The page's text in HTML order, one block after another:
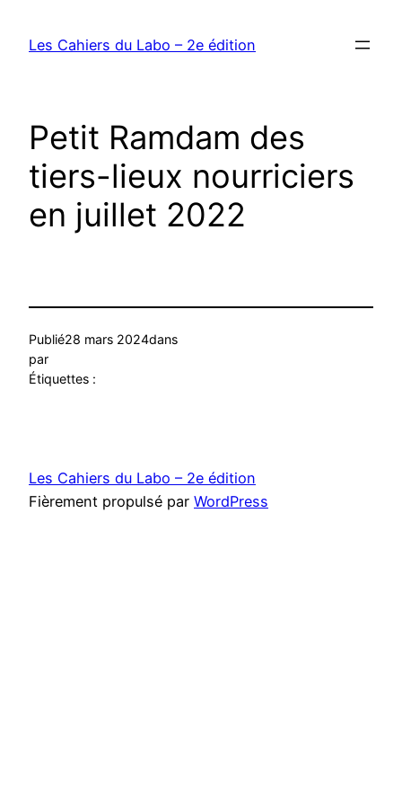
Les Cahiers du Labo – 2e édition
Petit Ramdam des
tiers-lieux nourriciers
en juillet 2022
Publié28 mars 2024dans
par
Étiquettes :
Les Cahiers du Labo – 2e édition
Fièrement propulsé par WordPress